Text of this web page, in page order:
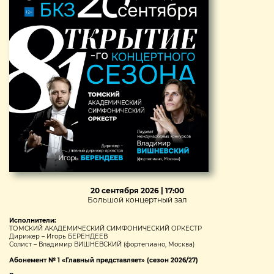
20 сентября 2026 | 17:00
Большой концертный зал
Исполнители:
ТОМСКИЙ АКАДЕМИЧЕСКИЙ СИМФОНИЧЕСКИЙ ОРКЕСТР
Дирижер – Игорь БЕРЕНДЕЕВ
Солист – Владимир ВИШНЕВСКИЙ (фортепиано, Москва)
Абонемент № 1 «Главный представляет» (сезон 2026/27)